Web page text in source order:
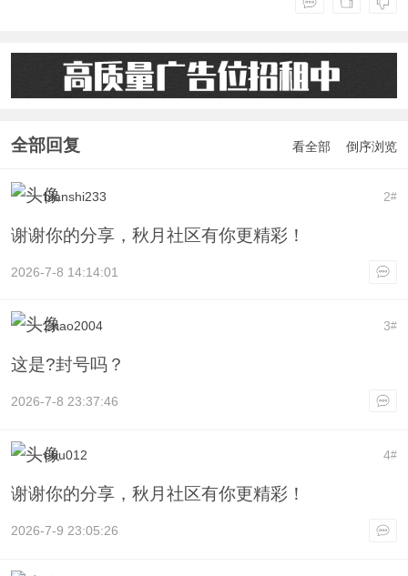
全部回复 看全部 倒序浏览
2#
bianshi233
谢谢你的分享，秋月社区有你更精彩！
2026-7-8 14:14:01
3#
Zhao2004
这是?封号吗？
2026-7-8 23:37:46
4#
ebu012
谢谢你的分享，秋月社区有你更精彩！
2026-7-9 23:05:26